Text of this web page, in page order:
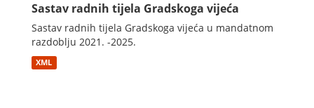
Sastav radnih tijela Gradskoga vijeća
Sastav radnih tijela Gradskoga vijeća u mandatnom
razdoblju 2021. -2025.
XML